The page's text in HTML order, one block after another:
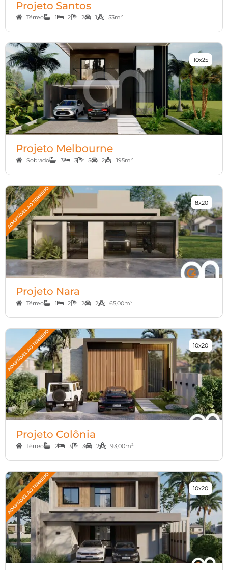
Projeto Santos
Térreo 1 2 2 1 53m²
10x25
Projeto Melbourne
Sobrado 3 3 5 2 195m²
8x20
Projeto Nara
Térreo 1 2 2 2 65,00m²
10x20
Projeto Colônia
Térreo 2 3 3 2 93,00m²
10x20